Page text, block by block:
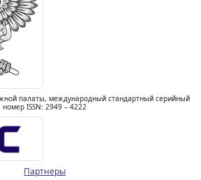
палаты, международный стандартный серийный
номер ISSN: 2949 – 4222
Партнеры